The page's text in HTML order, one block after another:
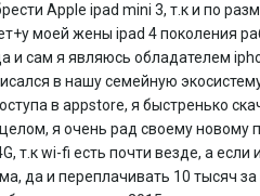
Apple ipad mini 3, т.к и по
моей жены ipad 4 поколения
и сам я являюсь обладателем
в нашу семейную
в appstore, я быстренько
я очень рад своему новому
т.к wi-fi есть почти везде, а
да и переплачивать 10 тысяч